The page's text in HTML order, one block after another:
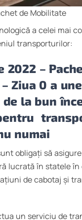
de Mobilitate
a celei mai
transporturilor:
2022 –
–Ziua 0 a
la bun
numai
obligați să
lucrată în statele în
de cabotaj și
un serviciu de